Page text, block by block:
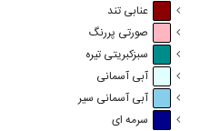
عنابی تند
صورتی پررنگ
سبزکبریتی تیره
آبی آسمانی
آبی آسمانی سیر
سرمه ای